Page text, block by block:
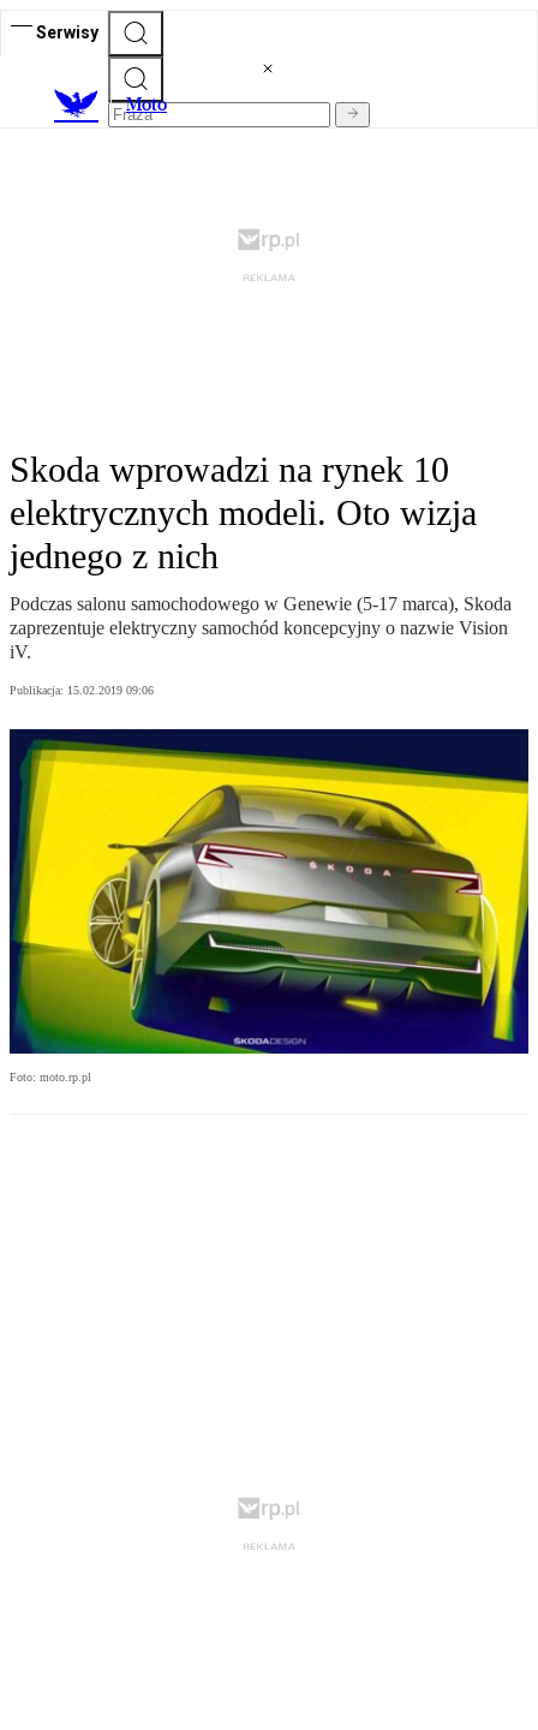
Serwisy
Moto
Skoda wprowadzi na rynek 10
elektrycznych modeli. Oto wizja
jednego z nich
Podczas salonu samochodowego w Genewie (5-17 marca), Skoda
zaprezentuje elektryczny samochód koncepcyjny o nazwie Vision
iV.
Publikacja: 15.02.2019 09:06
Foto: moto.rp.pl